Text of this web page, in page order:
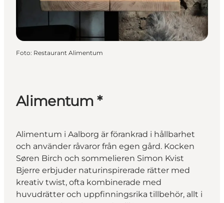
Foto: Restaurant Alimentum
Alimentum *
Alimentum i Aalborg är förankrad i hållbarhet
och använder råvaror från egen gård. Kocken
Søren Birch och sommelieren Simon Kvist
Bjerre erbjuder naturinspirerade rätter med
kreativ twist, ofta kombinerade med
huvudrätter och uppfinningsrika tillbehör, allt i